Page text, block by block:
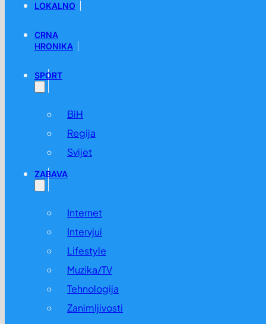
LOKALNO
CRNA
HRONIKA
SPORT
BiH
Regija
Svijet
ZABAVA
Internet
Intervjui
Lifestyle
Muzika/TV
Tehnologija
Zanimljivosti